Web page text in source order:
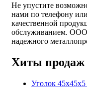
Не упустите
нами по телефону
качественной
обслуживанием. ООО
надежного
Хиты продаж
Уголок